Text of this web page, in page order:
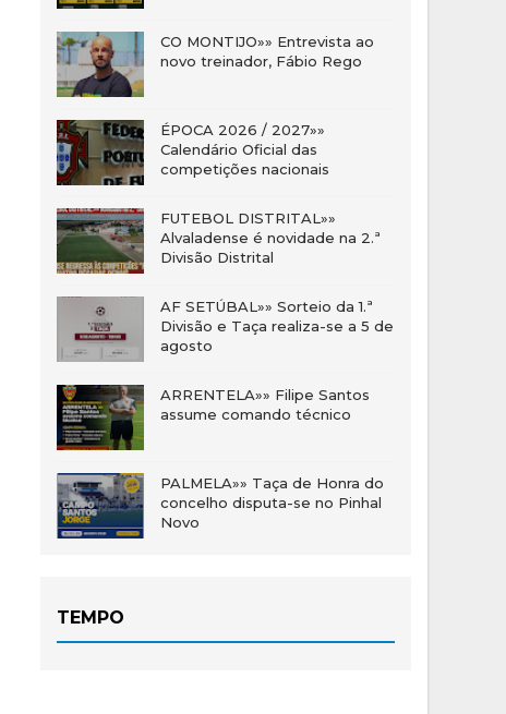
CO MONTIJO»» Entrevista ao
novo treinador, Fábio Rego
ÉPOCA 2026 / 2027»»
Calendário Oficial das
competições nacionais
FUTEBOL DISTRITAL»»
Alvaladense é novidade na 2.ª
Divisão Distrital
AF SETÚBAL»» Sorteio da 1.ª
Divisão e Taça realiza-se a 5 de
agosto
ARRENTELA»» Filipe Santos
assume comando técnico
PALMELA»» Taça de Honra do
concelho disputa-se no Pinhal
Novo
TEMPO